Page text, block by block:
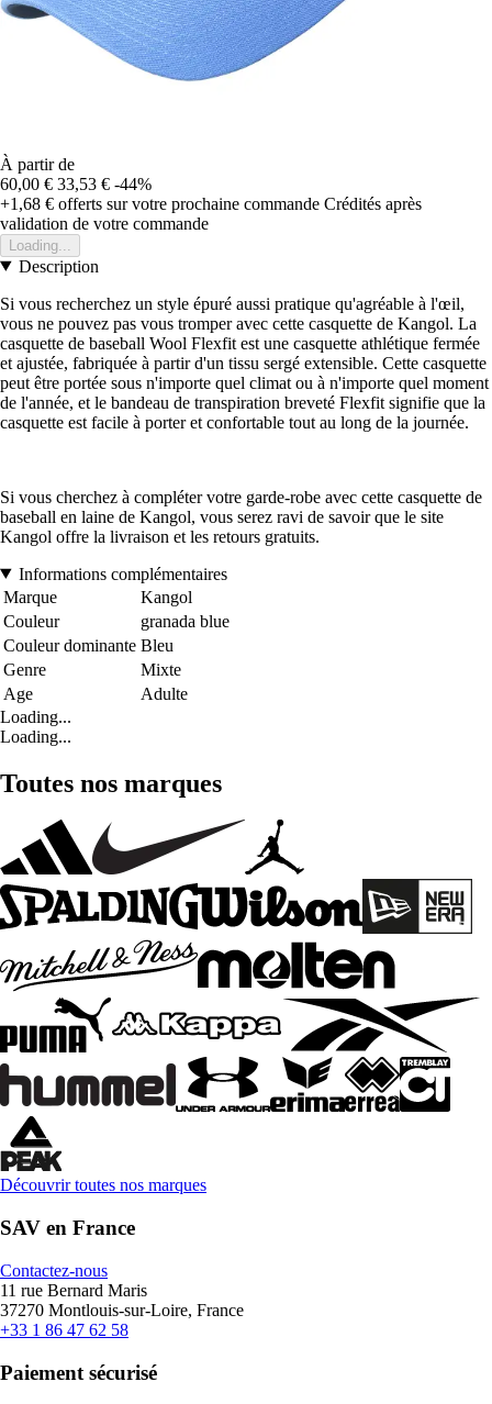
À partir de
60,00 € 33,53 € -44%
+1,68 € offerts sur votre prochaine commande Crédités après
validation de votre commande
Loading...
Description
Si vous recherchez un style épuré aussi pratique qu'agréable à l'œil,
vous ne pouvez pas vous tromper avec cette casquette de Kangol. La
casquette de baseball Wool Flexfit est une casquette athlétique fermée
et ajustée, fabriquée à partir d'un tissu sergé extensible. Cette casquette
peut être portée sous n'importe quel climat ou à n'importe quel moment
de l'année, et le bandeau de transpiration breveté Flexfit signifie que la
casquette est facile à porter et confortable tout au long de la journée.
Si vous cherchez à compléter votre garde-robe avec cette casquette de
baseball en laine de Kangol, vous serez ravi de savoir que le site
Kangol offre la livraison et les retours gratuits.
Informations complémentaires
Marque
Kangol
Couleur
granada blue
Couleur dominante Bleu
Genre
Mixte
Age
Adulte
Loading...
Loading...
Toutes nos marques
Découvrir toutes nos marques
SAV en France
Contactez-nous
11 rue Bernard Maris
37270 Montlouis-sur-Loire, France
+33 1 86 47 62 58
Paiement sécurisé